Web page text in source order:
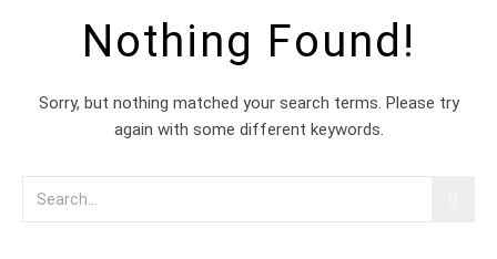
Nothing Found!
Sorry, but nothing matched your search terms. Please try
again with some different keywords.